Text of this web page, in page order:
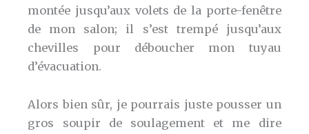
montée jusqu’aux volets de la porte-fenêtre
de mon salon; il s’est trempé jusqu’aux
chevilles pour déboucher mon tuyau
d’évacuation.
Alors bien sûr, je pourrais juste pousser un
gros soupir de soulagement et me dire